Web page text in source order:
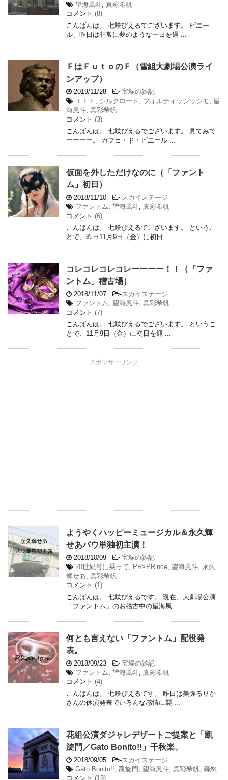
望海風斗, 真彩希帆
コメント (8)
こんばんは。 七咲ぴえるでございます。 ピエー
ル、昨日は非常に夢のような一日を過 ...
ＦはＦｕｔｏのＦ（雪組大劇場公演ライ
ンアップ）
2019/11/28 -宝塚の雑記
ｆｆｆ , シルクロード, フォルティッシッシモ, 望
海風斗, 真彩希帆
コメント (3)
こんばんは。 七咲ぴえるでございます。 見てみて
ーーーー。 カフェ・ド・ピエール ...
仮面を外しただけなのに（「ファント
ム」初日）
2018/11/10 -スカイステージ
ファントム, 望海風斗, 真彩希帆
コメント (6)
こんばんは。 七咲ぴえるでございます。 というこ
とで、昨日11月9日（金）に初日 ...
コレコレコレコレーーーー！！（「ファ
ントム」稽古場）
2018/11/07 -スカイステージ
ファントム, 望海風斗, 真彩希帆
コメント (7)
こんばんは。 七咲ぴえるでございます。 というこ
とで、11月9日（金）に初日を迎 ...
スポンサーリンク
ようやくハッピーミュージカル＆永久輝
せあバウ単独初主演！
2018/10/09 -宝塚の雑記
20世紀号に乗って, PR×PRince, 望海風斗, 永久
輝せあ, 真彩希帆
コメント (1)
こんばんは。 七咲ぴえるです。 現在、大劇場公演
「ファントム」のお稽古中の望海風 ...
何とも言えない「ファントム」配役発
表。
2018/09/23 -宝塚の雑記
ファントム, 望海風斗, 真彩希帆
コメント (4)
こんばんは。 七咲ぴえるです。 昨日は美弥るりか
さんの休演発表でいろんな感情に襲 ...
花組公演ダジャレデザートご提案と「凱
旋門／Gato Bonito!!」千秋楽。
2018/09/05 -スカイステージ
Gato Bonito!!, 凱旋門 , 望海風斗, 真彩希帆, 轟悠
コメント (13)